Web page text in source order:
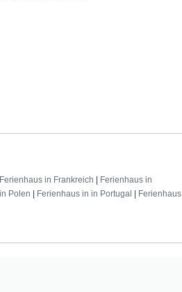
Ferienhaus in Frankreich | Ferienhaus in
Polen | Ferienhaus in in Portugal | Ferienhaus